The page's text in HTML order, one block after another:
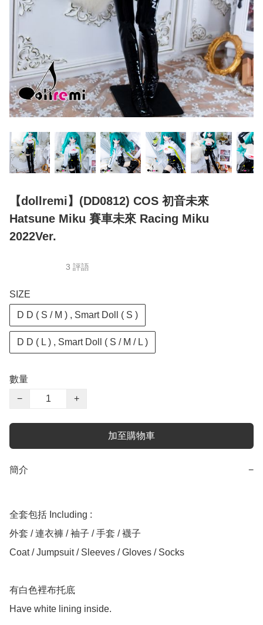
【dollremi】(DD0812) COS 初音未來
Hatsune Miku 賽車未來 Racing Miku
2022Ver.
3 評語
SIZE
D D ( S / M ) , Smart Doll ( S )
D D ( L ) , Smart Doll ( S / M / L )
數量
−
+
加至購物車
簡介 −
全套包括 Including :
外套 / 連衣褲 / 袖子 / 手套 / 襪子
Coat / Jumpsuit / Sleeves / Gloves / Socks
有白色裡布托底
Have white lining inside.